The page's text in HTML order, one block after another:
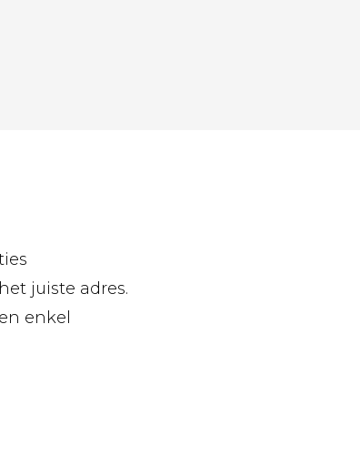
juiste adres.
enkel